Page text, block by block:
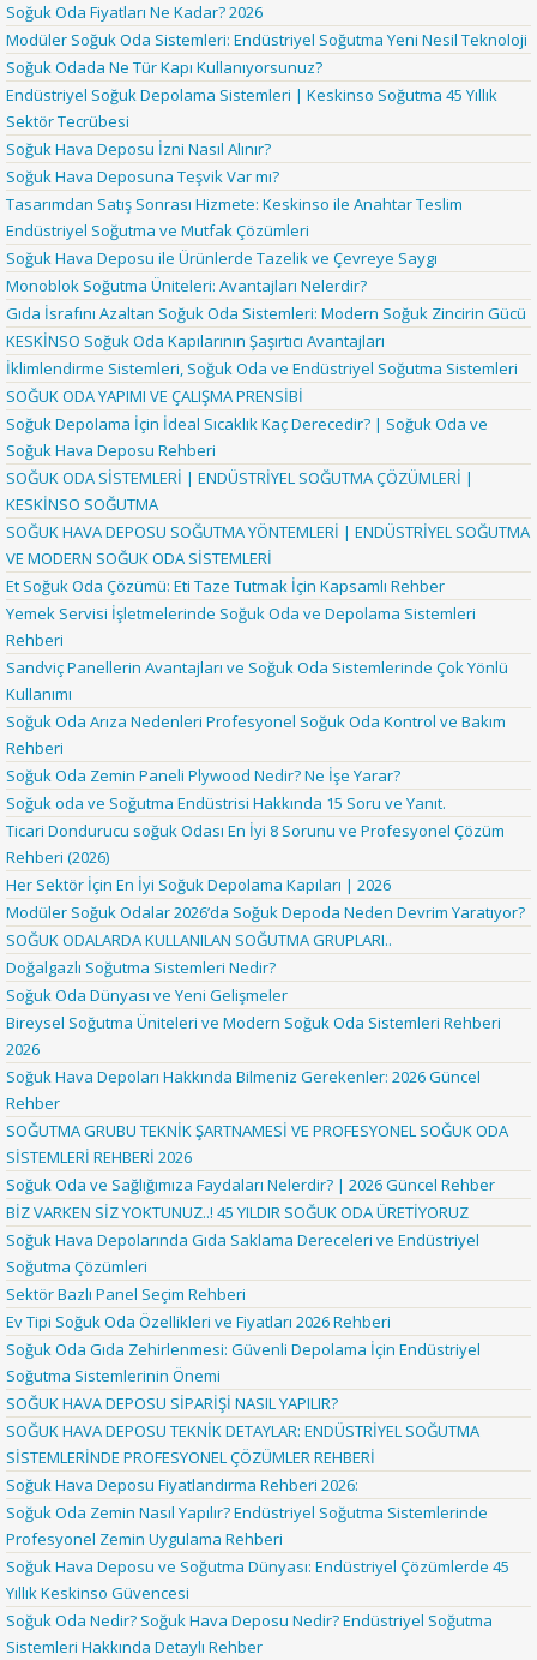
Soğuk Oda Fiyatları Ne Kadar? 2026
Modüler Soğuk Oda Sistemleri: Endüstriyel Soğutma Yeni Nesil Teknoloji
Soğuk Odada Ne Tür Kapı Kullanıyorsunuz?
Endüstriyel Soğuk Depolama Sistemleri | Keskinso Soğutma 45 Yıllık
Sektör Tecrübesi
Soğuk Hava Deposu İzni Nasıl Alınır?
Soğuk Hava Deposuna Teşvik Var mı?
Tasarımdan Satış Sonrası Hizmete: Keskinso ile Anahtar Teslim
Endüstriyel Soğutma ve Mutfak Çözümleri
Soğuk Hava Deposu ile Ürünlerde Tazelik ve Çevreye Saygı
Monoblok Soğutma Üniteleri: Avantajları Nelerdir?
Gıda İsrafını Azaltan Soğuk Oda Sistemleri: Modern Soğuk Zincirin Gücü
KESKİNSO Soğuk Oda Kapılarının Şaşırtıcı Avantajları
İklimlendirme Sistemleri, Soğuk Oda ve Endüstriyel Soğutma Sistemleri
SOĞUK ODA YAPIMI VE ÇALIŞMA PRENSİBİ
Soğuk Depolama İçin İdeal Sıcaklık Kaç Derecedir? | Soğuk Oda ve
Soğuk Hava Deposu Rehberi
SOĞUK ODA SİSTEMLERİ | ENDÜSTRİYEL SOĞUTMA ÇÖZÜMLERİ |
KESKİNSO SOĞUTMA
SOĞUK HAVA DEPOSU SOĞUTMA YÖNTEMLERİ | ENDÜSTRİYEL SOĞUTMA
VE MODERN SOĞUK ODA SİSTEMLERİ
Et Soğuk Oda Çözümü: Eti Taze Tutmak İçin Kapsamlı Rehber
Yemek Servisi İşletmelerinde Soğuk Oda ve Depolama Sistemleri
Rehberi
Sandviç Panellerin Avantajları ve Soğuk Oda Sistemlerinde Çok Yönlü
Kullanımı
Soğuk Oda Arıza Nedenleri Profesyonel Soğuk Oda Kontrol ve Bakım
Rehberi
Soğuk Oda Zemin Paneli Plywood Nedir? Ne İşe Yarar?
Soğuk oda ve Soğutma Endüstrisi Hakkında 15 Soru ve Yanıt.
Ticari Dondurucu soğuk Odası En İyi 8 Sorunu ve Profesyonel Çözüm
Rehberi (2026)
Her Sektör İçin En İyi Soğuk Depolama Kapıları | 2026
Modüler Soğuk Odalar 2026’da Soğuk Depoda Neden Devrim Yaratıyor?
SOĞUK ODALARDA KULLANILAN SOĞUTMA GRUPLARI..
Doğalgazlı Soğutma Sistemleri Nedir?
Soğuk Oda Dünyası ve Yeni Gelişmeler
Bireysel Soğutma Üniteleri ve Modern Soğuk Oda Sistemleri Rehberi
2026
Soğuk Hava Depoları Hakkında Bilmeniz Gerekenler: 2026 Güncel
Rehber
SOĞUTMA GRUBU TEKNİK ŞARTNAMESİ VE PROFESYONEL SOĞUK ODA
SİSTEMLERİ REHBERİ 2026
Soğuk Oda ve Sağlığımıza Faydaları Nelerdir? | 2026 Güncel Rehber
BİZ VARKEN SİZ YOKTUNUZ..! 45 YILDIR SOĞUK ODA ÜRETİYORUZ
Soğuk Hava Depolarında Gıda Saklama Dereceleri ve Endüstriyel
Soğutma Çözümleri
Sektör Bazlı Panel Seçim Rehberi
Ev Tipi Soğuk Oda Özellikleri ve Fiyatları 2026 Rehberi
Soğuk Oda Gıda Zehirlenmesi: Güvenli Depolama İçin Endüstriyel
Soğutma Sistemlerinin Önemi
SOĞUK HAVA DEPOSU SİPARİŞİ NASIL YAPILIR?
SOĞUK HAVA DEPOSU TEKNİK DETAYLAR: ENDÜSTRİYEL SOĞUTMA
SİSTEMLERİNDE PROFESYONEL ÇÖZÜMLER REHBERİ
Soğuk Hava Deposu Fiyatlandırma Rehberi 2026:
Soğuk Oda Zemin Nasıl Yapılır? Endüstriyel Soğutma Sistemlerinde
Profesyonel Zemin Uygulama Rehberi
Soğuk Hava Deposu ve Soğutma Dünyası: Endüstriyel Çözümlerde 45
Yıllık Keskinso Güvencesi
Soğuk Oda Nedir? Soğuk Hava Deposu Nedir? Endüstriyel Soğutma
Sistemleri Hakkında Detaylı Rehber